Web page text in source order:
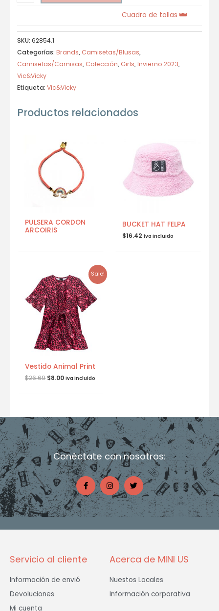
Cuadro de tallas
SKU: 62854.1
Categorías: Brands, Camisetas/Blusas,
Camisetas/Camisas, Colección, Girls,Invierno 2023,
Vic&Vicky
Etiqueta: Vic&Vicky
Productos relacionados
PULSERA CORDON
ARCOIRIS
BUCKET HAT FELPA
$16.42 Iva incluido
Sale!
Vestido Animal Print
$26.69 $8.00 Iva incluido
Conéctate con nosotros:
F
a
c
e
b
o
o
I
n
s
t
a
g
r
T
w
i
t
t
e
Servicio al cliente
Información de envió
Devoluciones
Mi cuenta
Acerca de MINI US
Nuestos Locales
Información corporativa